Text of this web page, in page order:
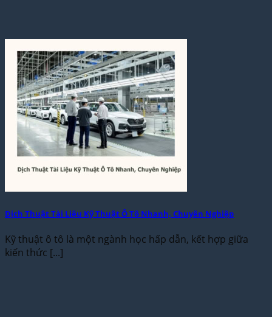
Dịch Thuật Tài Liệu Kỹ Thuật Ô Tô Nhanh, Chuyên Nghiệp
Kỹ thuật ô tô là một ngành học hấp dẫn, kết hợp giữa
kiến thức [...]